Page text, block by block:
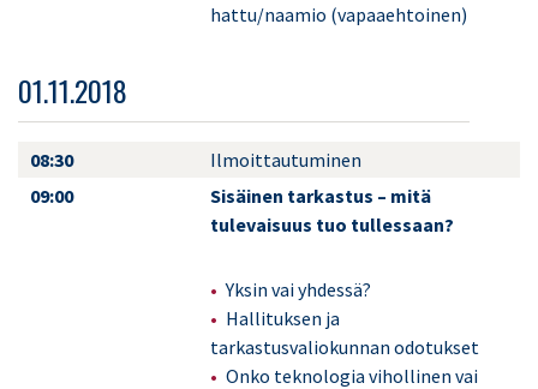
hattu/naamio (vapaaehtoinen)
01.11.2018
08:30
Ilmoittautuminen
09:00
Sisäinen tarkastus – mitä
tulevaisuus tuo tullessaan?
Yksin vai yhdessä?
Hallituksen ja
tarkastusvaliokunnan odotukset
Onko teknologia vihollinen vai